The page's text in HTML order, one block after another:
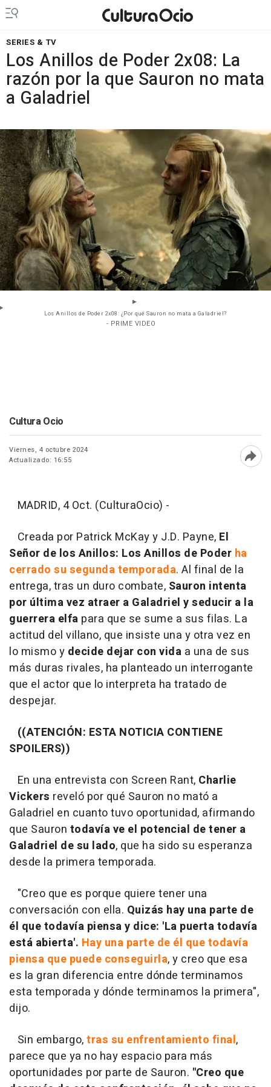
SERIES & TV
Los Anillos de Poder 2x08: La
razón por la que Sauron no mata
a Galadriel
Los Anillos de Poder 2x08: ¿Por qué Sauron no mata a Galadriel?
- PRIME VIDEO
Cultura Ocio
Viernes, 4 octubre 2024
Actualizado: 16:55
MADRID, 4 Oct. (CulturaOcio) -
Creada por Patrick McKay y J.D. Payne, El
Señor de los Anillos: Los Anillos de Poder ha
cerrado su segunda temporada. Al final de la
entrega, tras un duro combate, Sauron intenta
por última vez atraer a Galadriel y seducir a la
guerrera elfa para que se sume a sus filas. La
actitud del villano, que insiste una y otra vez en
lo mismo y decide dejar con vida a una de sus
más duras rivales, ha planteado un interrogante
que el actor que lo interpreta ha tratado de
despejar.
((ATENCIÓN: ESTA NOTICIA CONTIENE
SPOILERS))
En una entrevista con Screen Rant, Charlie
Vickers reveló por qué Sauron no mató a
Galadriel en cuanto tuvo oportunidad, afirmando
que Sauron todavía ve el potencial de tener a
Galadriel de su lado, que ha sido su esperanza
desde la primera temporada.
"Creo que es porque quiere tener una
conversación con ella. Quizás hay una parte de
él que todavía piensa y dice: 'La puerta todavía
está abierta'. Hay una parte de él que todavía
piensa que puede conseguirla, y creo que esa
es la gran diferencia entre dónde terminamos
esta temporada y dónde terminamos la primera",
dijo.
Sin embargo,tras su enfrentamiento final,
parece que ya no hay espacio para más
oportunidades por parte de Sauron. "Creo que